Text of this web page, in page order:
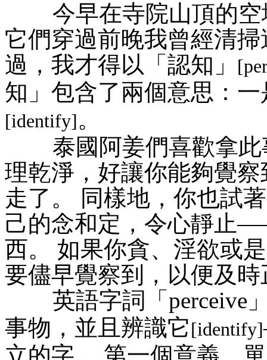
今早在寺院山頂的空
它們穿過前晚我曾經清
過，我才得以「認知」
知」包含了兩個意思：一
[identify]。
泰國阿姜們喜歡拿此
理乾淨，好讓你能夠覺
走了。 同樣地，你也試
己的念和定，令心靜止
西。 如果你貪、淫欲或
要儘早覺察到，以便及
英語字詞「perceive
事物，並且辨識它[identify]